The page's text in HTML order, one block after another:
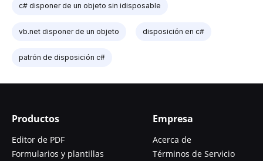
c# disponer de un objeto sin idisposable
vb.net disponer de un objeto disposición en c#
patrón de disposición c#
Productos
Editor de PDF
Formularios y plantillas
Empresa
Acerca de
Términos de Servicio